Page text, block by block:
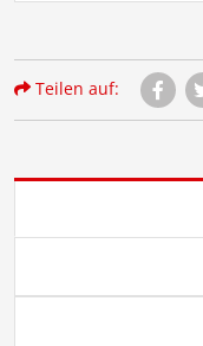
Teilen auf: